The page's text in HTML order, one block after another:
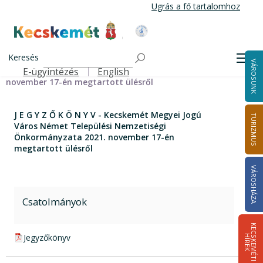
tartalomra
Ugrás a fő tartalomhoz
Kecskemét Város Honlapja
Keresés
Felső navigáció
E-ügyintézés English VÁROSUNK
TURIZMUS
VÁROSHÁZA
K
E
C
S
K
E
M
É
T
I
HÍ
R
E
K
J E G Y Z Ő K Ö N Y V - Kecskemét Megyei Jogú Város
Német Települési Nemzetiségi Önkormányzata 2021.
november 17-én megtartott ülésről
J E G Y Z Ő K Ö N Y V - Kecskemét Megyei Jogú
Város Német Települési Nemzetiségi
Önkormányzata 2021. november 17-én
megtartott ülésről
Csatolmányok
pdf csatolmány:
Jegyzőkönyv